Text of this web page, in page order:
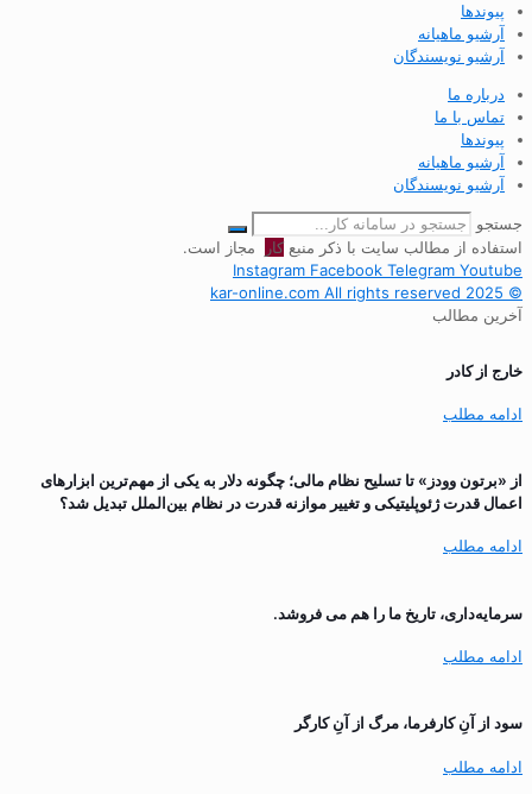
پیوندها
آرشیو ماهیانه
آرشیو نویسندگان
درباره ما
تماس با ما
پیوندها
آرشیو ماهیانه
آرشیو نویسندگان
جستجو
استفاده از مطالب سایت با ذکر منبعکار
مجاز است.
Instagram Facebook Telegram Youtube
© 2025 kar-online.com All rights reserved
آخرین مطالب
خارج از کادر
ادامه مطلب
از «برتون وودز» تا تسلیح نظام مالی؛ چگونه دلار به یکی از مهم‌ترین ابزارهای
اعمال قدرت ژئوپلیتیکی و تغییر موازنه قدرت در نظام بین‌الملل تبدیل شد؟
ادامه مطلب
سرمایه‌داری، تاریخ ما را هم می فروشد.
ادامه مطلب
سود از آنِ کارفرما، مرگ از آنِ کارگر
ادامه مطلب